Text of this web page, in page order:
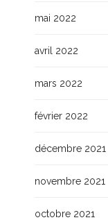
mai 2022
avril 2022
mars 2022
février 2022
décembre 2021
novembre 2021
octobre 2021